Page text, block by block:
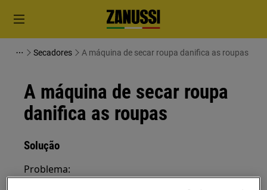
Secadores A máquina de secar roupa danifica as roupas
A máquina de secar roupa
danifica as roupas
Solução
Problema: